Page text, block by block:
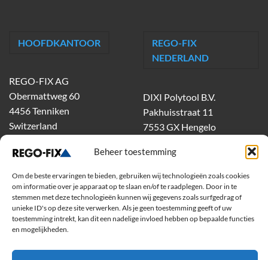
Beheer toestemming
Om de beste ervaringen te bieden, gebruiken wij technologieën zoals cookies
om informatie over je apparaat op te slaan en/of te raadplegen. Door in te
stemmen met deze technologieën kunnen wij gegevens zoals surfgedrag of
unieke ID's op deze site verwerken. Als je geen toestemming geeft of uw
toestemming intrekt, kan dit een nadelige invloed hebben op bepaalde functies
en mogelijkheden.
HOOFDKANTOOR
REGO-FIX AG
Obermattweg 60
4456 Tenniken
Switzerland
REGO-FIX
NEDERLAND
DIXI Polytool B.V.
Pakhuisstraat 11
7553 GX Hengelo
dixiholland@dixi.com
www.dixipolytool.com
Volg ons op Youtube
Volg ons op Linkedin